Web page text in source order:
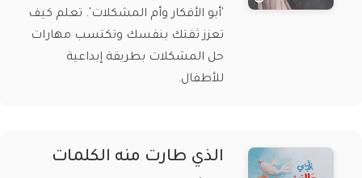
'أبو الأفكار وأم المشكلات'. تعلم كيف
تعزز ثقتك بنفسك وتكتسب مهارات
حل المشكلات بطريقة إبداعية
للأطفال.
الذي طارت منه الكلمات